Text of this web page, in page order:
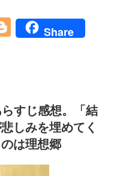
Bl
er
Share
すじ感想。「結
しみを埋めてく
は理想郷